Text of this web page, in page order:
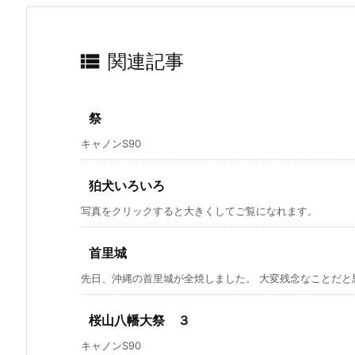
 関連記事
祭
キャノンS90
狛犬いろいろ
写真をクリックすると大きくしてご覧になれます。
首里城
先日、沖縄の首里城が全焼しました。 大変残念なことだ
桜山八幡大祭 ３
キャノンS90